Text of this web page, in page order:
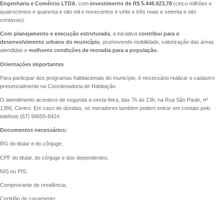
Engenharia e Comércio LTDA , com investimento de R$ 5.448.923,78 (cinco milhões e
quatrocentos e quarenta e oito mil e novecentos e vinte e três reais e setenta e oito
centavos).
Com planejamento e execução estruturada , a iniciativa contribui para o
desenvolvimento urbano do município , promovendo mobilidade, valorização das áreas
atendidas e melhores condições de moradia para a população.
Orientações importantes
Para participar dos programas habitacionais do município, é necessário realizar o cadastro
presencialmente na Coordenadoria de Habitação.
O atendimento acontece de segunda a sexta-feira, das 7h às 13h, na Rua São Paulo, nº
1386, Centro. Em caso de dúvidas, os moradores também podem entrar em contato pelo
telefone (67) 99655-8424.
Documentos necessários:
RG do titular e do cônjuge;
CPF do titular, do cônjuge e dos dependentes;
NIS ou PIS;
Comprovante de residência;
Certidão de casamento;